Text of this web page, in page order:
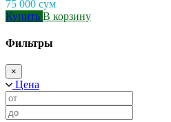
75 000 сум
Купить В корзину
Фильтры
×
Цена